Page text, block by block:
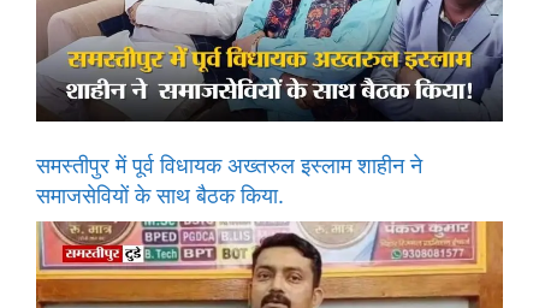
समस्तीपुर में पूर्व विधायक अख्तरुल इस्लाम शाहीन ने
समाजसेवियों के साथ बैठक किया.